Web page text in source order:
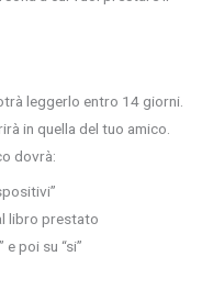
leggerlo entro 14 giorni.
in quella del tuo amico.
dovrà:
libro prestato
poi su “si”